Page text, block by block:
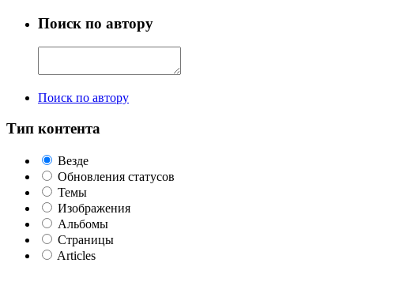
Поиск по автору
Поиск по автору
Тип контента
Везде
Обновления статусов
Темы
Изображения
Альбомы
Страницы
Articles